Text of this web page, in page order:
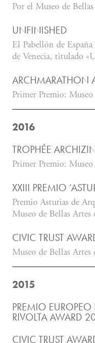
Por el Museo de
UNFINISHED
El Pabellón de
de Venecia, titulado
ARCHMARATHON
Primer Premio:
2016
TROPHÉE
Primer Premio:
XXIII PREMIO
Premio Asturias de
Museo de Bellas Artes
CIVIC TRUST
Museo de Bellas Artes
2015
PREMIO
RIVOLTA AWARD
CIVIC TRUST